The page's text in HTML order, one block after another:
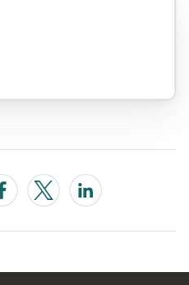
Opens in a new window
Opens in a new window
Opens in a new